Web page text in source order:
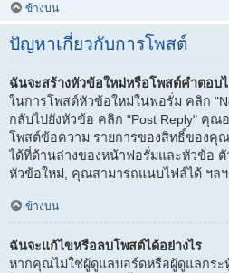
ข้างบน
ปัญหาเกี่ยวกับการโพสต์
ฉันจะสร้างหัวข้อใหม่หรือโพสต์คำตอบไ
ในการโพสต์หัวข้อใหม่ในฟอรั่ม คลิก
กลับไปยังหัวข้อ คลิก "Post Reply" คุณ
โพสต์ข้อความ รายการของสิทธิ์ของคุ
ได้ที่ด้านล่างของหน้าฟอรั่มและหัวข้อ
หัวข้อใหม่, คุณสามารถแนบไฟล์ได้ ฯลฯ
ข้างบน
ฉันจะแก้ไขหรือลบโพสต์ได้อย่างไร
หากคุณไม่ใช่ผู้ดูแลบอร์ดหรือผู้ดูแลกร